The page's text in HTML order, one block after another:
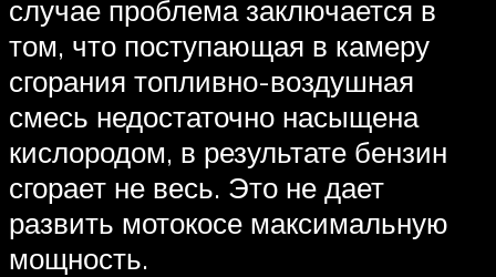
случае проблема заключается в
том, что поступающая в камеру
сгорания топливно-воздушная
смесь недостаточно насыщена
кислородом, в результате бензин
сгорает не весь. Это не дает
развить мотокосе максимальную
мощность.